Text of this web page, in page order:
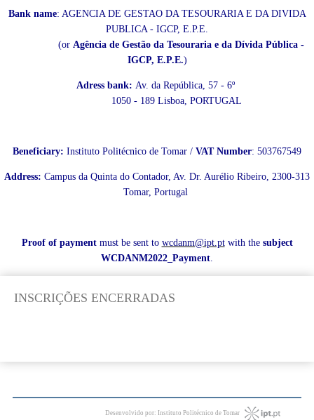
Bank name: AGENCIA DE GESTAO DA TESOURARIA E DA DIVIDA
PUBLICA - IGCP, E.P.E.
(or Agência de Gestão da Tesouraria e da Dívida Pública -
IGCP, E.P.E.)
Adress bank: Av. da República, 57 - 6º
1050 - 189 Lisboa, PORTUGAL
Beneficiary: Instituto Politécnico de Tomar / VAT Number: 503767549
Address: Campus da Quinta do Contador, Av. Dr. Aurélio Ribeiro, 2300-313
Tomar, Portugal
Proof of paymentmust be sent to wcdanm@ipt.ptwith the subject
WCDANM2022_Payment
INSCRIÇÕES ENCERRADAS
Desenvolvido por: Instituto Politécnico de Tomar